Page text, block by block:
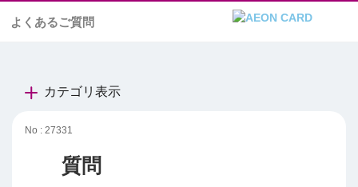
よくあるご質問
カテゴリ表示
No : 27331